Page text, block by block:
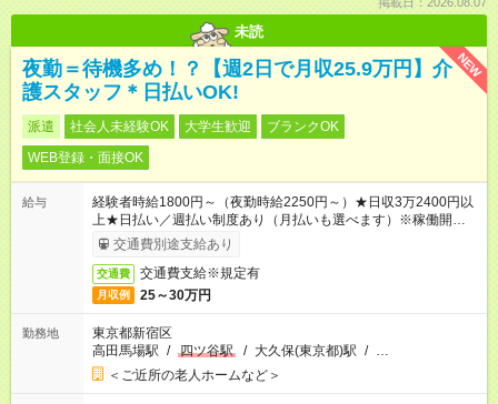
未読
NEW
夜勤＝待機多め！？【週2日で月収25.9万円】介
護スタッフ＊日払いOK!
派遣 社会人未経験OK 大学生歓迎
ブランクOK
WEB登録・面接OK
給与
経験者時給1800円～（夜勤時給2250円～）★日収3万2400円以
上★日払い／週払い制度あり（月払いも選べます）※稼働開始時
は手続き完了次第のお支払いとなります。
交通費別途支給あり
交通費 交通費支給※規定有
月収例 25～30万円
勤務地
東京都新宿区
高田馬場駅 / 四ツ谷駅 / 大久保(東京都)駅 / …
＜ご近所の老人ホームなど＞